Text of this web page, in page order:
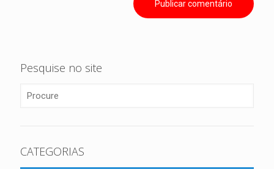
Pesquise no site
CATEGORIAS